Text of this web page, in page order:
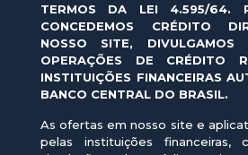
TERMOS DA LEI 4.595/64.
CONCEDEMOS CRÉDITO
NOSSO SITE, DIVULGAMOS
OPERAÇÕES DE CRÉDITO
INSTITUIÇÕES FINANCEIRAS
BANCO CENTRAL DO BRASIL.
As ofertas em nosso site e
pelas instituições financeiras,